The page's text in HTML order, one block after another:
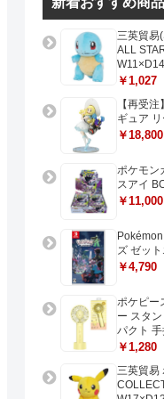
三英貿易
ALL
￥1,027
【再受
ギュア
￥18,800
ポケモン
スアイ
￥11,000
ズ ゼッ
￥4,790
ポケピー
ー スタ
パクト
プレゼン
￥1,280
三英貿易